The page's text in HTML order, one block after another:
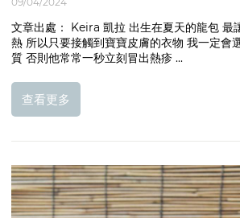
文章出處： Keira 凱拉 出生在夏天的龍包 最
熱 所以只要接觸到寶寶皮膚的衣物 我一定會
質 否則他常常一秒立刻冒出熱疹 ...
查看更多